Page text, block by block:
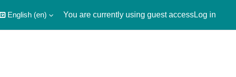
English ‎(en)‎ You are currently using guest accessLog in